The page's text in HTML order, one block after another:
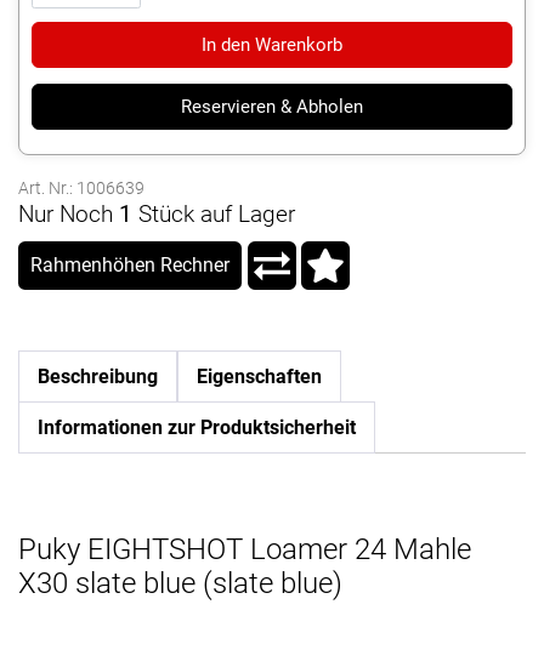
In den Warenkorb
Reservieren & Abholen
Art. Nr.: 1006639
Nur Noch 1 Stück auf Lager
Rahmenhöhen Rechner
Beschreibung Eigenschaften
Informationen zur Produktsicherheit
Puky EIGHTSHOT Loamer 24 Mahle
X30 slate blue (slate blue)